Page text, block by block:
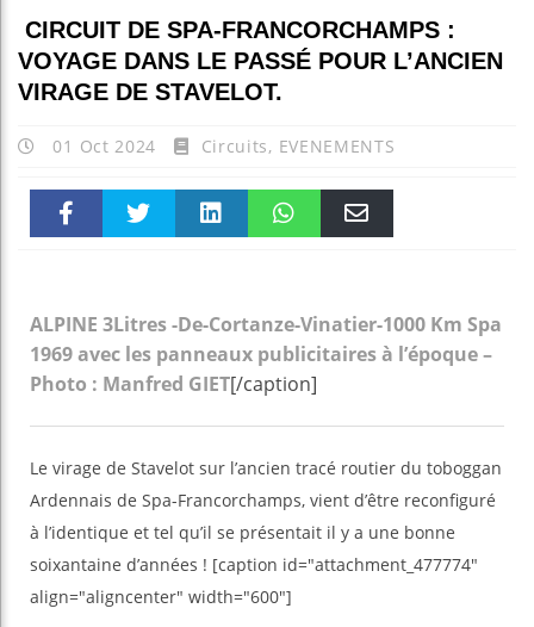
CIRCUIT DE SPA-FRANCORCHAMPS :
VOYAGE DANS LE PASSÉ POUR L’ANCIEN
VIRAGE DE STAVELOT.
01 Oct 2024 Circuits, EVENEMENTS
k
ALPINE 3Litres -De-Cortanze-Vinatier-1000 Km Spa
1969 avec les panneaux publicitaires à l’époque –
Photo : Manfred GIET[/caption]
Le virage de Stavelot sur l’ancien tracé routier du toboggan
Ardennais de Spa-Francorchamps, vient d’être reconfiguré
à l’identique et tel qu’il se présentait il y a une bonne
soixantaine d’années ! [caption id="attachment_477774"
align="aligncenter" width="600"]